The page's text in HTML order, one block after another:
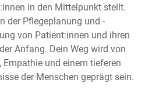
in den Mittelpunkt stellt.
der Pflegeplanung und -
von Patient:innen und ihren
Anfang. Dein Weg wird von
und einem tieferen
der Menschen geprägt sein.